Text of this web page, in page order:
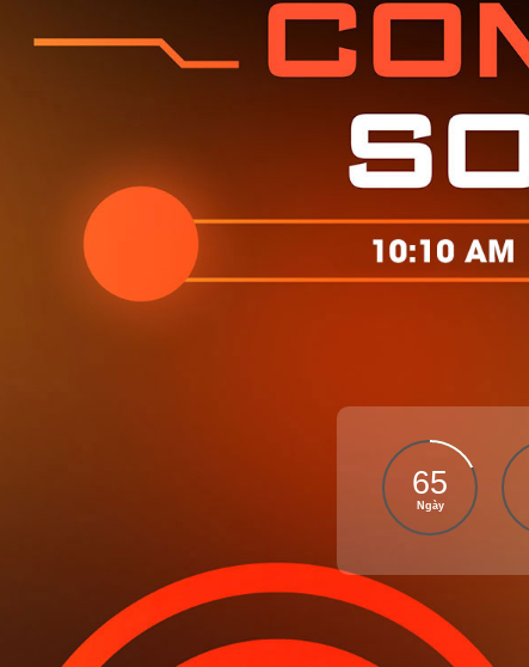
65
Ngày